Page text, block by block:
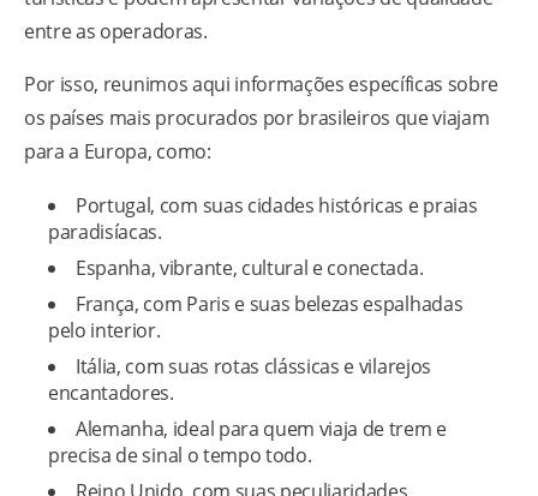
entre as operadoras.
Por isso, reunimos aqui informações específicas sobre
os países mais procurados por brasileiros que viajam
para a Europa, como:
Portugal, com suas cidades históricas e praias
paradisíacas.
Espanha, vibrante, cultural e conectada.
França, com Paris e suas belezas espalhadas
pelo interior.
Itália, com suas rotas clássicas e vilarejos
encantadores.
Alemanha, ideal para quem viaja de trem e
precisa de sinal o tempo todo.